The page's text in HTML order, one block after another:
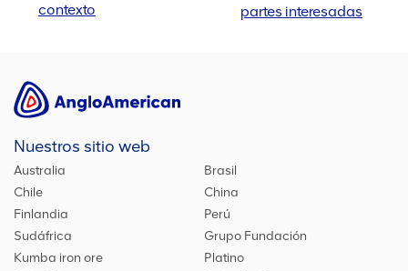
contexto
partes interesadas
Nuestros sitio web
Australia
Brasil
Chile
China
Finlandia
Perú
Sudáfrica
Grupo Fundación
Kumba iron ore
Platino